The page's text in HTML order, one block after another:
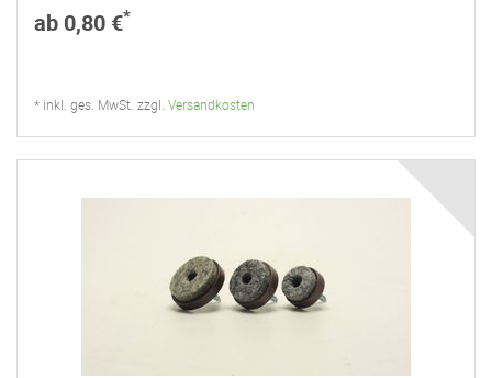
ab 0,80 €*
* inkl. ges. MwSt. zzgl. Versandkosten